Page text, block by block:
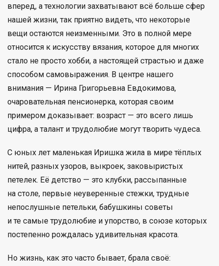
вперед, а технологии захватывают всё больше сфер
нашей жизни, так приятно видеть, что некоторые
вещи остаются неизменными. Это в полной мере
относится к искусству вязания, которое для многих
стало не просто хобби, а настоящей страстью и даже
способом самовыражения. В центре нашего
внимания — Ирина Григорьевна Евдокимова,
очаровательная пенсионерка, которая своим
примером доказывает: возраст — это всего лишь
цифра, а талант и трудолюбие могут творить чудеса.
С юных лет маленькая Иришка жила в мире тёплых
нитей, разных узоров, выкроек, заковыристых
петелек. Её детство — это клубки, рассыпанные
на столе, первые неуверенные стежки, трудные
непослушные петельки, бабушкины советы
и те самые трудолюбие и упорство, в союзе которых
постепенно рождалась удивительная красота.
Но жизнь, как это часто бывает, брала своё: